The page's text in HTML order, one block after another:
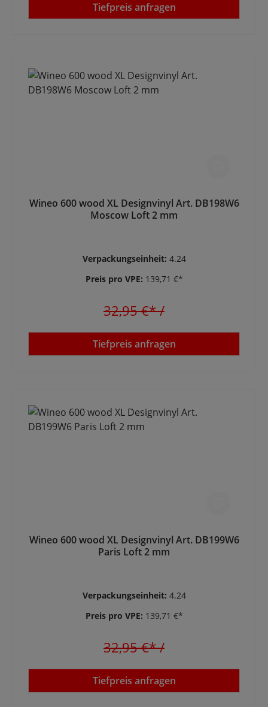
Tiefpreis anfragen
Wineo 600 wood XL Designvinyl Art. DB198W6
Moscow Loft 2 mm
Verpackungseinheit: 4.24
Preis pro VPE: 139,71 €*
32,95 €*/
Tiefpreis anfragen
Wineo 600 wood XL Designvinyl Art. DB199W6
Paris Loft 2 mm
Verpackungseinheit: 4.24
Preis pro VPE: 139,71 €*
32,95 €*/
Tiefpreis anfragen